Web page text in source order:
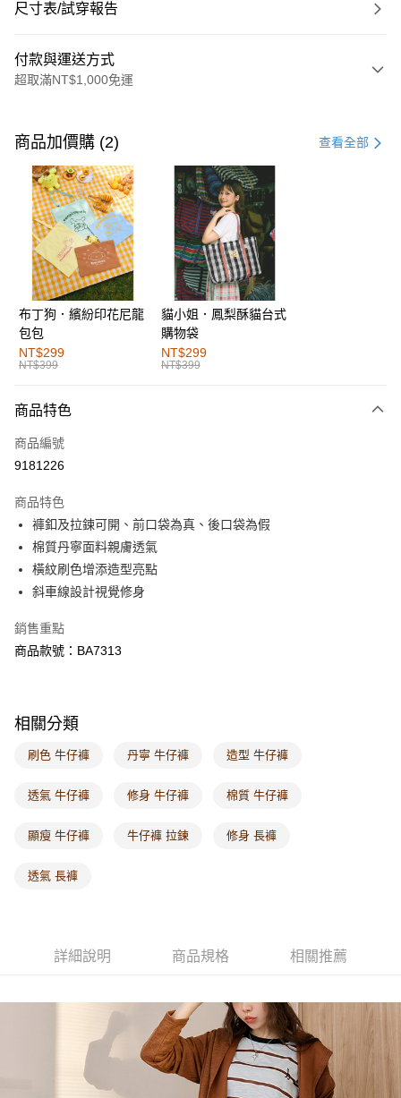
尺寸表/試穿報告
付款與運送方式
超取滿NT$1,000免運
信用卡一次付款
購物金
超商取貨付款
LINE Pay
街口支付
運送方式
全家取貨付款
每筆NT$60，滿NT$1,000(含以上)免運費
付款後全家取貨
萊爾富取貨付款
付款後萊爾富取貨
每筆NT$60，滿NT$1,000(含以上)免運費
7-11取貨付款
每筆NT$60，滿NT$1,000(含以上)免運費
付款後7-11取貨
每筆NT$60，滿NT$1,000(含以上)免運費
每筆NT$120，滿NT$1,000(含以上)免運費
付款後門市自取
海外配送-港/澳/新/馬/泰國專屬
海外配送-其他亞洲地區
海外配送-歐美地區
商品加價購 (2) 查看全部
布丁狗．繽紛印花尼龍
包包
NT$299
NT$399
貓小姐．鳳梨酥貓台式
購物袋
NT$299
NT$399
商品特色
商品編號
9181226
商品特色
褲釦及拉鍊可開、前口袋為真、後口袋為假
棉質丹寧面料親膚透氣
橫紋刷色增添造型亮點
斜車線設計視覺修身
銷售重點
商品款號：BA7313
相關分類
刷色 牛仔褲 丹寧 牛仔褲 造型 牛仔褲
透氣 牛仔褲 修身 牛仔褲 棉質 牛仔褲
顯瘦 牛仔褲 牛仔褲 拉鍊 修身 長褲
透氣 長褲
詳細說明 商品規格 相關推薦